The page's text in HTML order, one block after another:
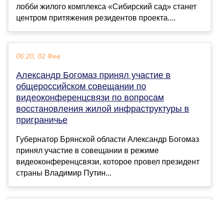
лобби жилого комплекса «Сибирский сад» станет
центром притяжения резидентов проекта....
06:20, 02 Фев
Александр Богомаз принял участие в
общероссийском совещании по
видеоконференц­связи по вопросам
восстановления жилой инфраструктуры в
приграничье
Губернатор Брянской области Александр Богомаз
принял участие в совещании в режиме
видеоконференцсвязи, которое провел президент
страны Владимир Путин...